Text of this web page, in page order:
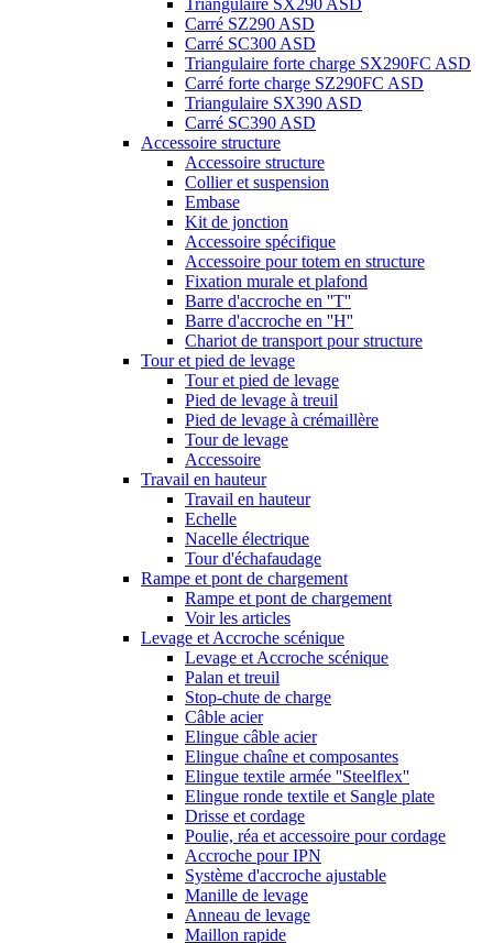
Triangulaire SX290 ASD
Carré SZ290 ASD
Carré SC300 ASD
Triangulaire forte charge SX290FC ASD
Carré forte charge SZ290FC ASD
Triangulaire SX390 ASD
Carré SC390 ASD
Accessoire structure
Accessoire structure
Collier et suspension
Embase
Kit de jonction
Accessoire spécifique
Accessoire pour totem en structure
Fixation murale et plafond
Barre d'accroche en ''T''
Barre d'accroche en ''H''
Chariot de transport pour structure
Tour et pied de levage
Tour et pied de levage
Pied de levage à treuil
Pied de levage à crémaillère
Tour de levage
Accessoire
Travail en hauteur
Travail en hauteur
Echelle
Nacelle électrique
Tour d'échafaudage
Rampe et pont de chargement
Rampe et pont de chargement
Voir les articles
Levage et Accroche scénique
Levage et Accroche scénique
Palan et treuil
Stop-chute de charge
Câble acier
Elingue câble acier
Elingue chaîne et composantes
Elingue textile armée ''Steelflex''
Elingue ronde textile et Sangle plate
Drisse et cordage
Poulie, réa et accessoire pour cordage
Accroche pour IPN
Système d'accroche ajustable
Manille de levage
Anneau de levage
Maillon rapide